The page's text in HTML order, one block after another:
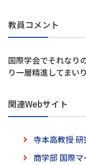
教員コメント
国際学会でそれなり
り一層精進してまいり
関連Webサイト
寺本高教授
商学部 国際